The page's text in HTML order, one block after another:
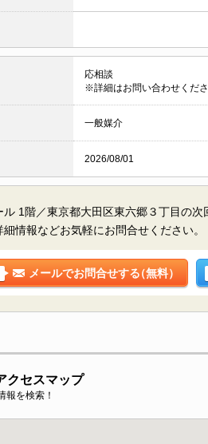
応相談
※詳細はお問い合わせくだ
一般媒介
2026/08/01
ル 1階／東京都大田区東六郷３丁目の次
情報などお気軽にお問合せください。
メールでお問合せする（無料）
クセスマップ
報を検索！